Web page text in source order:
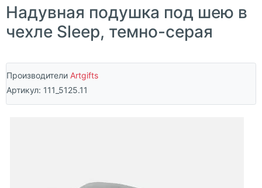
Надувная подушка под шею в
чехле Sleep, темно-серая
Производители Artgifts
Артикул: 111_5125.11